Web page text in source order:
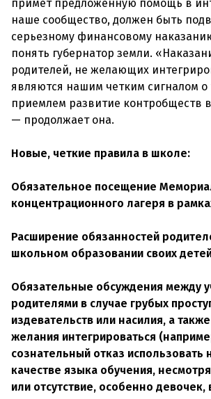
примет предложенную помощь в
наше сообщество, должен быть
серьезному финансовому
понять губернатор земли.
родителей, не желающих
являются нашим четким сигналом о
приемлем развитие контробществ
— продолжает она.
Новые, четкие правила в школе:
Обязательное посещение
концентрационного лагеря в
Расширение обязанностей
школьном образовании своих
Обязательные обсуждения между
родителями в случае грубых
издевательств или насилия, а также
желания интегрироваться
сознательный отказ использовать
качестве языка обучения,
или отсутствие, особенно